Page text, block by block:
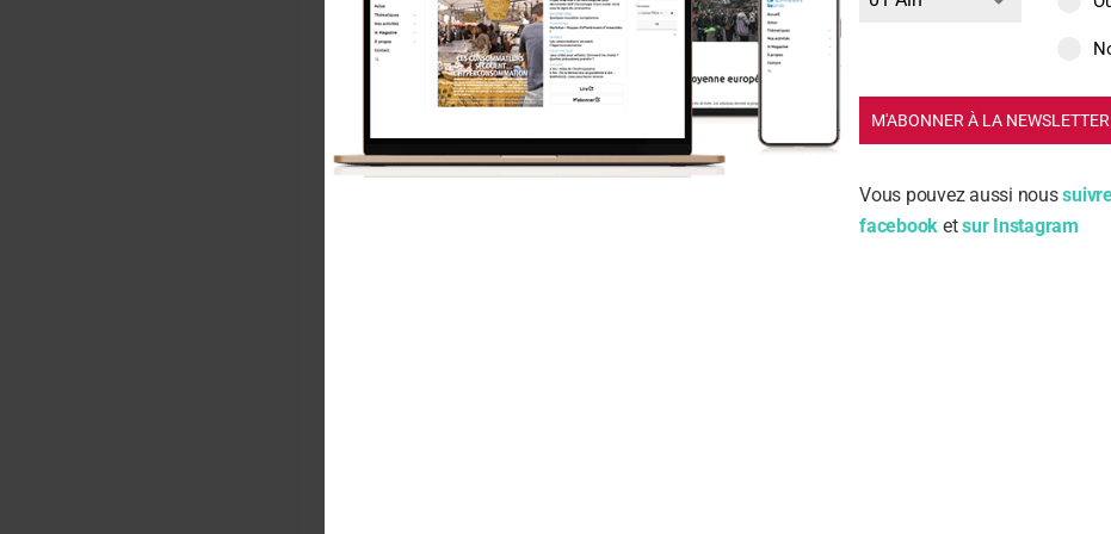
Plus d’une centaine d’enfants avaient déjà étaient signalés à la pharmacovigilance.
de poser un curseur en date de 2004 (étude Cochrane) permet à l’État de ne pas
l’autisme c’est à dire l’aidant familial nécessaire à ces enfants qui s’avère être le
plus onéreux. Il reste encore beaucoup à faire, si l’on veut qu’enfin les différents
comprennent qu’il ne faut pas attendre une certitude en matière de médicament
mais bien la mise en œuvre du principe de précaution.
M'ABONNER À LA NEWSLETTER
Vous pouvez aussi nous
facebook etsur Instagram